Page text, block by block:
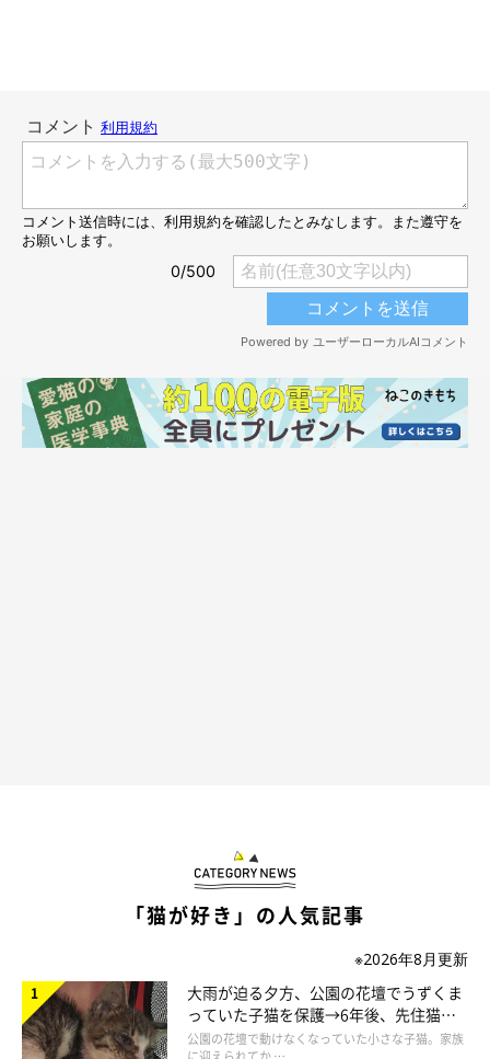
「猫が好き」の人気記事
※2026年8月更新
大雨が迫る夕方、公園の花壇でうずくま
っていた子猫を保護→6年後、先住猫
と“姉妹”のような関係に
公園の花壇で動けなくなっていた小さな子猫。家族